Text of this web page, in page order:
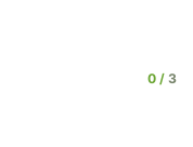
0
3